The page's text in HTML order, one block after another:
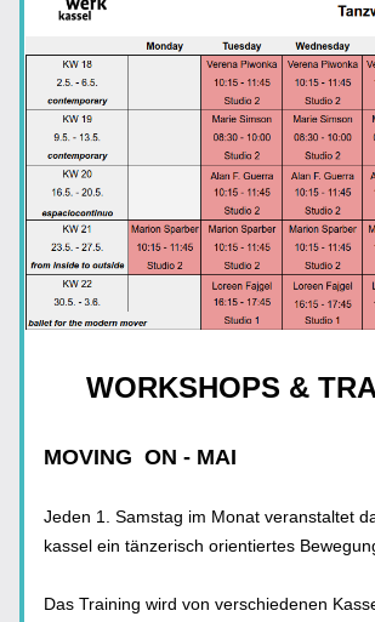
WORKSHOPS &
MOVING  ON - MAI
Jeden 1. Samstag im Monat veranstaltet
kassel ein tänzerisch orientiertes
Das Training wird von verschiedenen